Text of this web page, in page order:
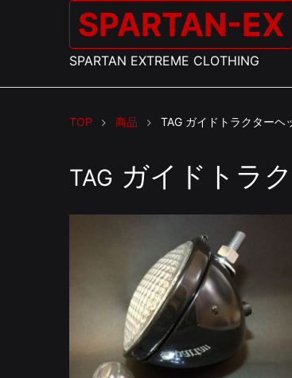
SPARTAN-EX
SPARTAN EXTREME CLOTHING
TOP 商品 TAG ガイドトラクターヘ
TAG ガイドトラ